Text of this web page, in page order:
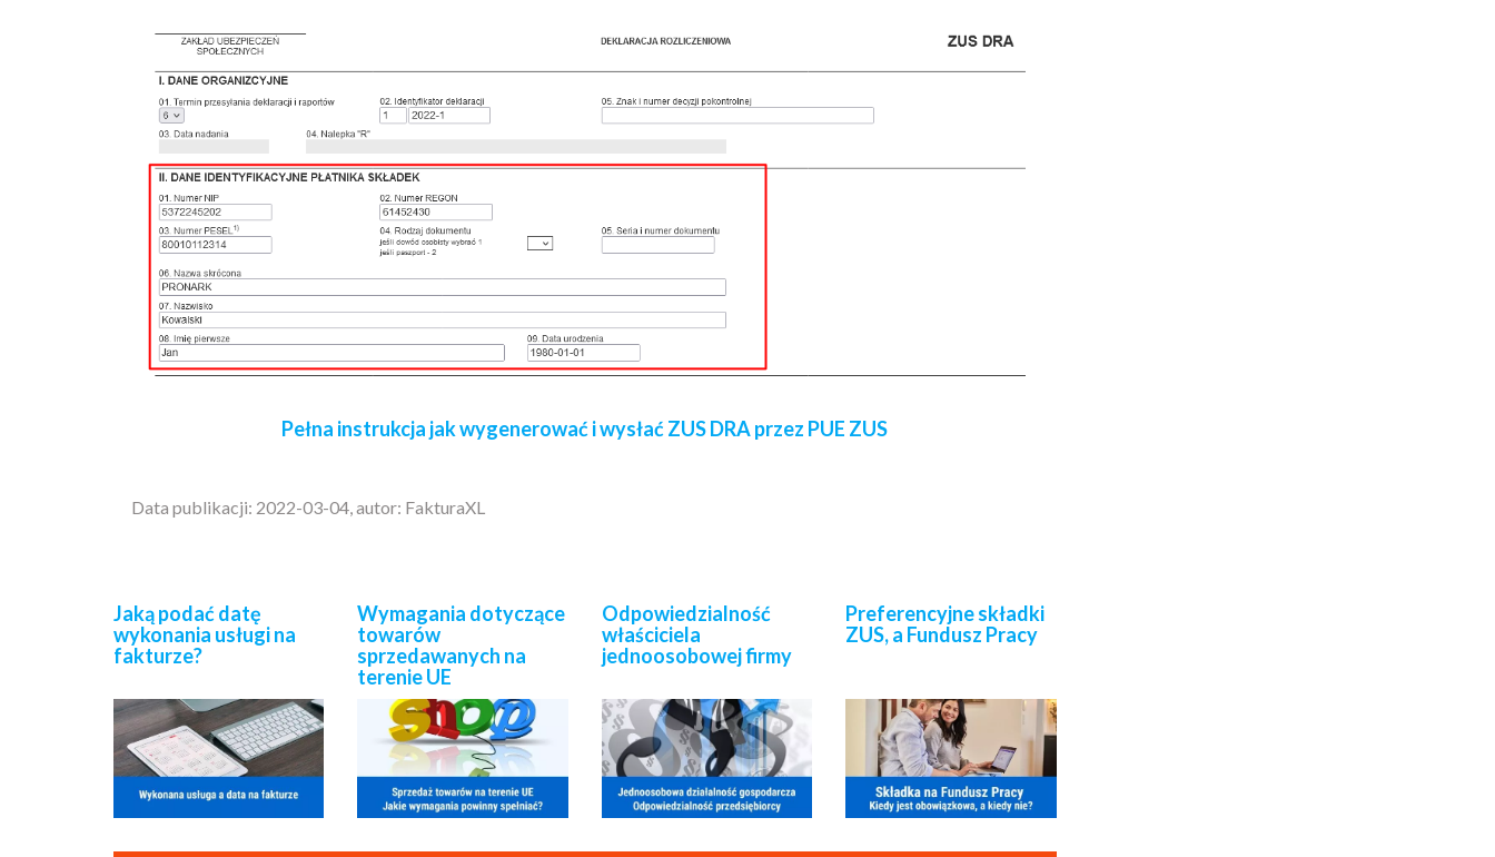
Pełna instrukcja jak wygenerować i wysłać ZUS DRA przez PUE ZUS
Data publikacji: 2022-03-04, autor: FakturaXL
Jaką podać datę
wykonania usługi na
fakturze?
Wymagania dotyczące
towarów
sprzedawanych na
terenie UE
Odpowiedzialność
właściciela
jednoosobowej firmy
Preferencyjne składki
ZUS, a Fundusz Pracy